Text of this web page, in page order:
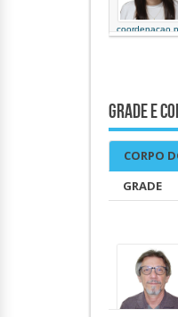
Grade e
CORPO
GRADE